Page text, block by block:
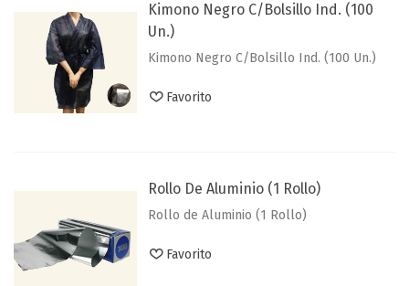
Kimono Negro C/Bolsillo Ind. (100
Un.)
Kimono Negro C/Bolsillo Ind. (100 Un.)
Favorito
Rollo De Aluminio (1 Rollo)
Rollo de Aluminio (1 Rollo)
Favorito